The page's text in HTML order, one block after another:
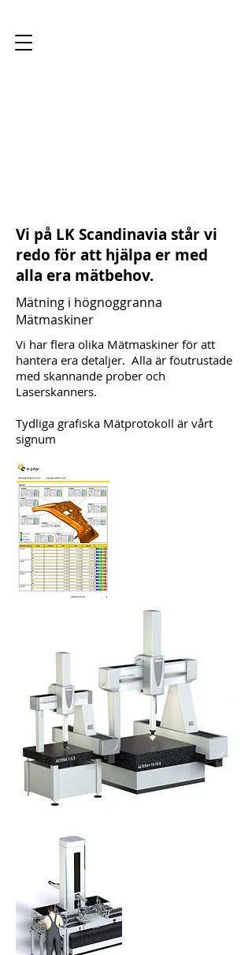
Vi på LK Scandinavia står vi
redo för att hjälpa er med
alla era mätbehov.
Mätning i högnoggranna
Mätmaskiner
Vi har flera olika Mätmaskiner för att
hantera era detaljer. Alla är föutrustade
med skannande prober och
Laserskanners.
Tydliga grafiska Mätprotokoll är vårt
signum